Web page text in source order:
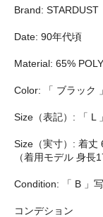
Brand: STARDUST
Date: 90年代頃
Material: 65%
Color: 「 ブラック
Size（表記）: 「 L
Size（実寸）: 着丈
（着用モデル 身長
Condition: 「 B 」
コンデション